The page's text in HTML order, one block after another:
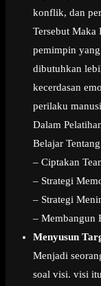
konflik, dan
Tersebut Maka
pemimpin
dibutuhkan
kecerdasan
perilaku
Dalam
Belajar
– Ciptakan
– Strategi
– Strategi
– Membangun
Menyusun
Menjadi
soal visi. visi